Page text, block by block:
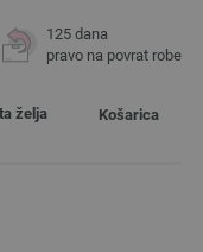
125 dana
pravo na povrat robe
želja Košarica